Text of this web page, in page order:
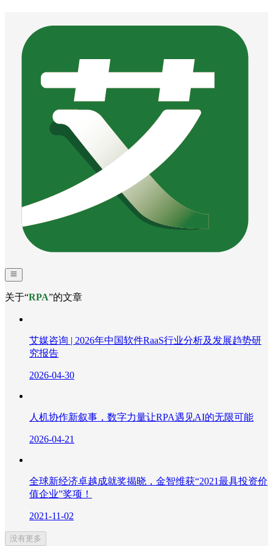
关于“RPA”的文章
艾媒咨询 | 2026年中国软件RaaS行业分析及发展趋势研
究报告
2026-04-30
人机协作新叙事，数字力量让RPA遇见AI的无限可能
2026-04-21
全球新经济卓越成就奖揭晓，金智维获“2021最具投资价
值企业”奖项！
2021-11-02
没有更多